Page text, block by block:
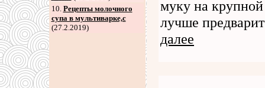
10. Рецепты молочного
супа в мультиварке,с
(27.2.2019)
муку на
лучше
далее